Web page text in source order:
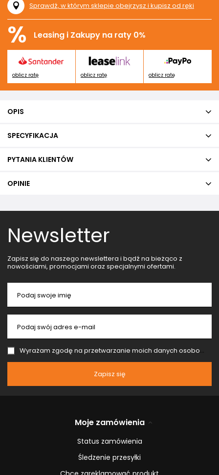
Sprawdź, w którym sklepie obejrzysz i kupisz od ręki
% Leasing i Zakupy na raty 0%
oblicz ratę oblicz ratę oblicz ratę
OPIS
SPECYFIKACJA
PYTANIA KLIENTÓW
OPINIE
Newsletter
Zapisz się do naszego newslettera i bądź na bieżąco z
nowościami, promocjami oraz specjalnymi ofertami.
Podaj swoje imię
Podaj swój adres e-mail
Wyrażam zgodę na przetwarzanie moich danych osobowych (adres e-mail) na potrzeby wysyłki newslettera z informacją handlową (marketing). Więcej w
Zapisz się
Moje zamówienia
Status zamówienia
Śledzenie przesyłki